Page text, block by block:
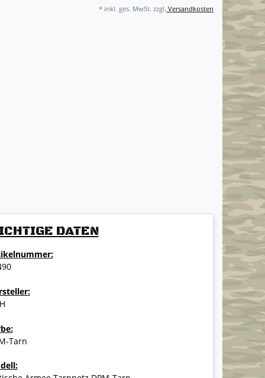
* inkl. ges. MwSt. zzgl. Versandkosten
DATEN
Tarn